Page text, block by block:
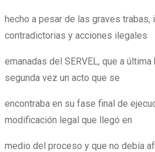
hecho a pesar de las graves trabas,
contradictorias y acciones ilegales
emanadas del SERVEL, que a
segunda vez un acto que se
encontraba en su fase final de
modificación legal que llegó en
medio del proceso y que no debía